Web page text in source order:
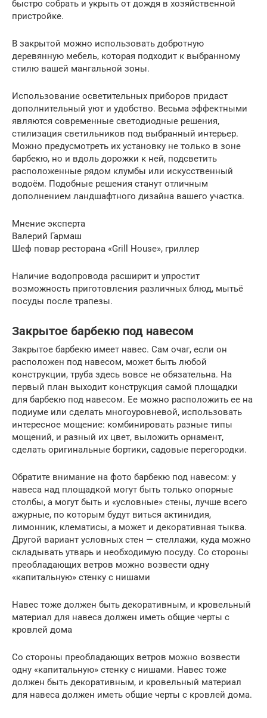
быстро собрать и укрыть от дождя в хозяйственной
пристройке.
В закрытой можно использовать добротную
деревянную мебель, которая подходит к выбранному
стилю вашей мангальной зоны.
Использование осветительных приборов придаст
дополнительный уют и удобство. Весьма эффектными
являются современные светодиодные решения,
стилизация светильников под выбранный интерьер.
Можно предусмотреть их установку не только в зоне
барбекю, но и вдоль дорожки к ней, подсветить
расположенные рядом клумбы или искусственный
водоём. Подобные решения станут отличным
дополнением ландшафтного дизайна вашего участка.
Мнение эксперта
Валерий Гармаш
Шеф повар ресторана «Grill House», гриллер
Наличие водопровода расширит и упростит
возможность приготовления различных блюд, мытьё
посуды после трапезы.
Закрытое барбекю под навесом
Закрытое барбекю имеет навес. Сам очаг, если он
расположен под навесом, может быть любой
конструкции, труба здесь вовсе не обязательна. На
первый план выходит конструкция самой площадки
для барбекю под навесом. Ее можно расположить ее на
подиуме или сделать многоуровневой, использовать
интересное мощение: комбинировать разные типы
мощений, и разный их цвет, выложить орнамент,
сделать оригинальные бортики, садовые перегородки.
Обратите внимание на фото барбекю под навесом: у
навеса над площадкой могут быть только опорные
столбы, а могут быть и «условные» стены, лучше всего
ажурные, по которым будут виться актинидия,
лимонник, клематисы, а может и декоративная тыква.
Другой вариант условных стен — стеллажи, куда можно
складывать утварь и необходимую посуду. Со стороны
преобладающих ветров можно возвести одну
«капитальную» стенку с нишами
Навес тоже должен быть декоративным, и кровельный
материал для навеса должен иметь общие черты с
кровлей дома
Со стороны преобладающих ветров можно возвести
одну «капитальную» стенку с нишами. Навес тоже
должен быть декоративным, и кровельный материал
для навеса должен иметь общие черты с кровлей дома.